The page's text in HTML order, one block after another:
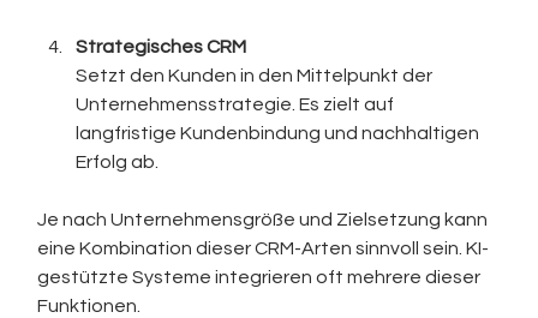
Strategisches CRM
Setzt den Kunden in den Mittelpunkt der
Unternehmensstrategie. Es zielt auf
langfristige Kundenbindung und nachhaltigen
Erfolg ab.
Je nach Unternehmensgröße und Zielsetzung kann
eine Kombination dieser CRM-Arten sinnvoll sein. KI-
gestützte Systeme integrieren oft mehrere dieser
Funktionen.